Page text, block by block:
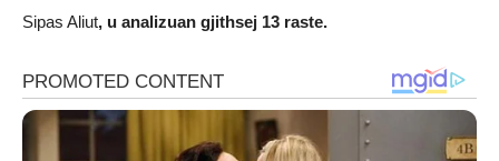
Sipas Aliut, u analizuan gjithsej 13 raste.